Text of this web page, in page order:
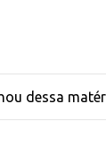
dessa